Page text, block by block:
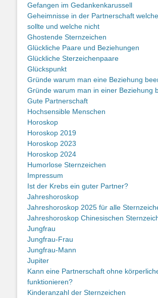
Gefangen im Gedankenkarussell
Geheimnisse in der Partnerschaft
sollte und welche nicht
Ghostende Sternzeichen
Glückliche Paare und Beziehungen
Glückliche Sterzeichenpaare
Glückspunkt
Gründe warum man eine Beziehung
Gründe warum man in einer Beziehung
Gute Partnerschaft
Hochsensible Menschen
Horoskop
Horoskop 2019
Horoskop 2023
Horoskop 2024
Humorlose Sternzeichen
Impressum
Ist der Krebs ein guter Partner?
Jahreshoroskop
Jahreshoroskop 2025 für alle
Jahreshoroskop Chinesischen
Jungfrau
Jungfrau-Frau
Jungfrau-Mann
Jupiter
Kann eine Partnerschaft ohne
funktionieren?
Kinderanzahl der Sternzeichen